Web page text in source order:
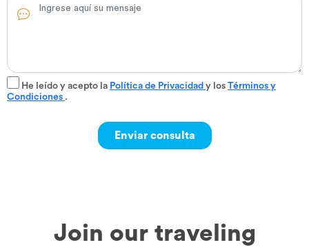
He leído y acepto la Política de Privacidad y los Términos y
Condiciones .
Join our traveling